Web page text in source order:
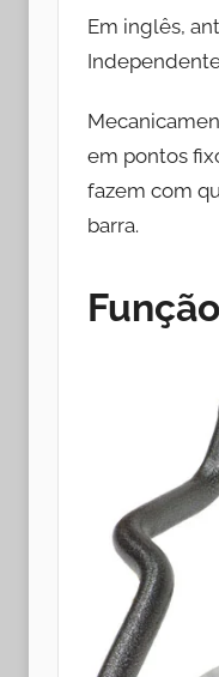
Em inglês,
em pontos
fazem com
barra.
Função